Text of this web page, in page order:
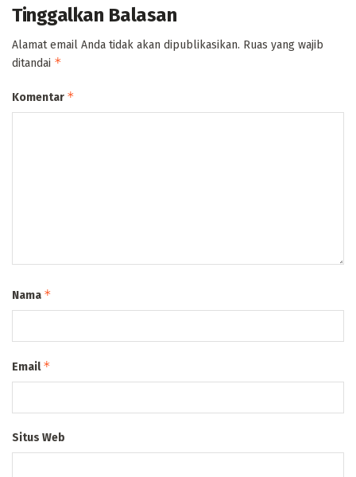
Tinggalkan Balasan
Alamat email Anda tidak akan dipublikasikan. Ruas yang wajib
ditandai *
Komentar *
Nama *
Email*
Situs Web